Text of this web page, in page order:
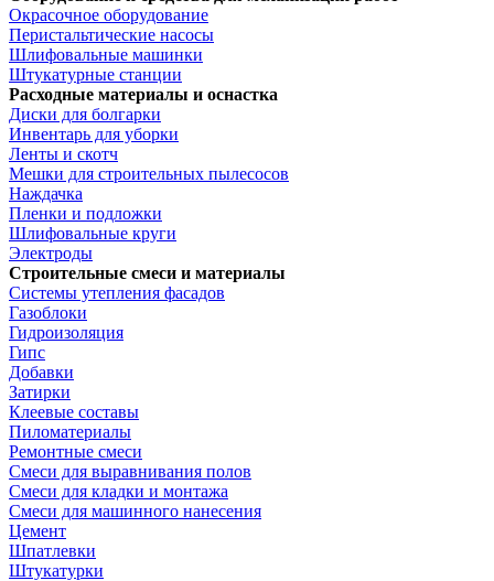
Окрасочное оборудование
Перистальтические насосы
Шлифовальные машинки
Штукатурные станции
Расходные материалы и оснастка
Диски для болгарки
Инвентарь для уборки
Ленты и скотч
Мешки для строительных пылесосов
Наждачка
Пленки и подложки
Шлифовальные круги
Электроды
Строительные смеси и материалы
Системы утепления фасадов
Газоблоки
Гидроизоляция
Гипс
Добавки
Затирки
Клеевые составы
Пиломатериалы
Ремонтные смеси
Смеси для выравнивания полов
Смеси для кладки и монтажа
Смеси для машинного нанесения
Цемент
Шпатлевки
Штукатурки